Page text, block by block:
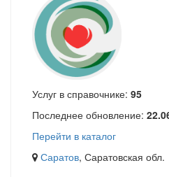
Услуг в справочнике: 95
Последнее обновление:
Перейти в каталог
Саратов, Саратовская обл.